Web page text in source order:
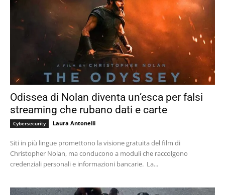
Odissea di Nolan diventa un’esca per falsi
streaming che rubano dati e carte
Cybersecurity Laura Antonelli
Siti in più lingue promettono la visione gratuita del film di
Christopher Nolan, ma conducono a moduli che raccolgono
credenziali personali e informazioni bancarie. La...